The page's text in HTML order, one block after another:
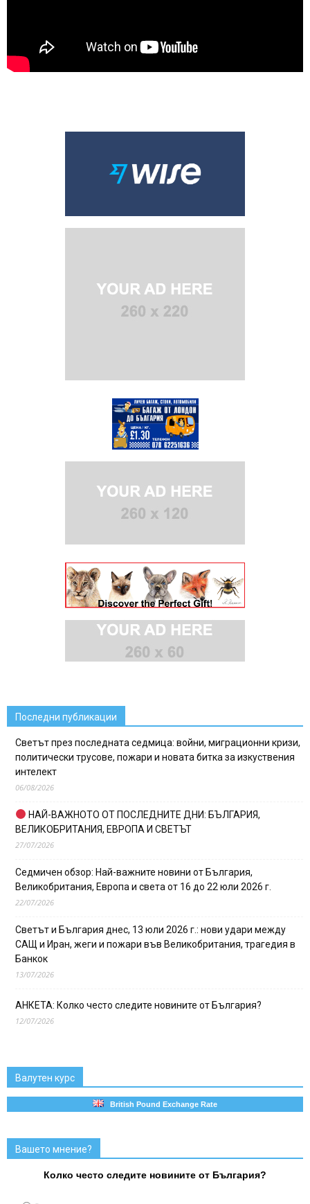
Последни публикации
Светът през последната седмица: войни, миграционни кризи,
политически трусове, пожари и новата битка за изкуствения
интелект
06/08/2026
НАЙ-ВАЖНОТО ОТ ПОСЛЕДНИТЕ ДНИ: БЪЛГАРИЯ,
ВЕЛИКОБРИТАНИЯ, ЕВРОПА И СВЕТЪТ
27/07/2026
Седмичен обзор: Най-важните новини от България,
Великобритания, Европа и света от 16 до 22 юли 2026 г.
22/07/2026
Светът и България днес, 13 юли 2026 г.: нови удари между
САЩ и Иран, жеги и пожари във Великобритания, трагедия в
Банкок
13/07/2026
АНКЕТА: Колко често следите новините от България?
12/07/2026
Валутен курс
British Pound Exchange Rate
Вашето мнение?
Колко често следите новините от България?